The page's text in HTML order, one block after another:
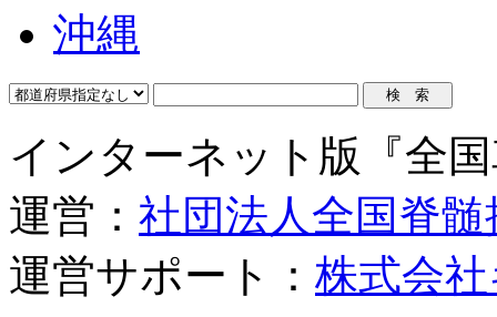
沖縄
インターネット版『全
運営： 社団法人全国脊
運営サポート： 株式会